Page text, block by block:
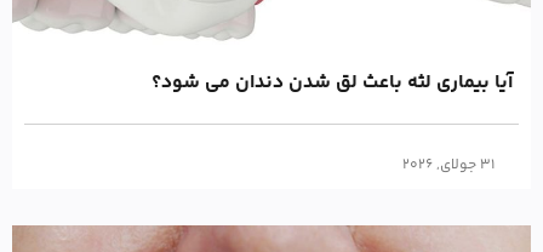
آیا بیماری لثه باعث لق شدن دندان می شود؟
31 جولای, 2026